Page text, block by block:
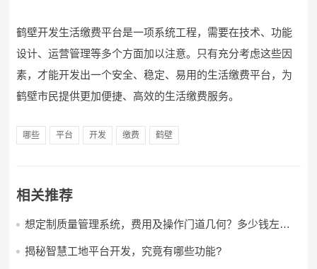
鹤壁开发生活缴费平台是一项系统工程，需要在技术、功能
设计、运营管理等多个方面加以注意。只有充分考虑这些因
素，才能开发出一个安全、稳定、易用的生活缴费平台，为
鹤壁市民提供更加便捷、高效的生活缴费服务。
哪些 平台 开发 缴费 鹤壁
相关推荐
想定制质量管理系统，费用及操作门道几何？多少钱左右
揭秘智慧工地平台开发，究竟有哪些功能?